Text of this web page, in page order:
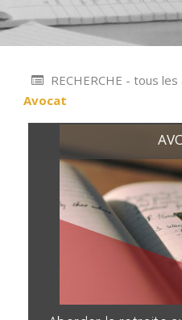
RECHERCHE - tous
Avocat